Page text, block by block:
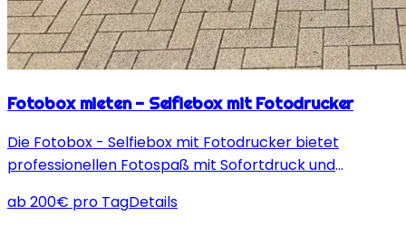
Fotobox mieten - Selfiebox mit Fotodrucker
Die Fotobox - Selfiebox mit Fotodrucker bietet
professionellen Fotospaß mit Sofortdruck und
Fotostudioqualität.
ab200€ pro TagDetails